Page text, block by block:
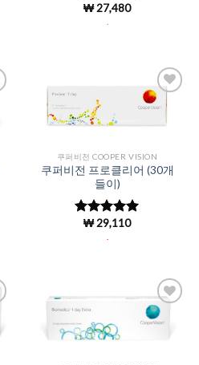
5 중에서
로 평
₩27,480
Add to
쿠퍼비전 COOPER VISION
쿠퍼비전 프로클리어 (30개
들이)
5 중에서
로 평
₩29,110
Add to
Wishlist